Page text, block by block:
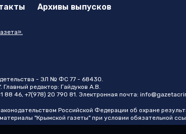
Архивы выпусков
- ЭЛ № ФС 77 - 68430.
редактор: Гайдуков А.В.
46, +7(978) 20 790 81. Электронная почта:
Российской Федерации об охране
"Крымской газеты" при условии обязательной